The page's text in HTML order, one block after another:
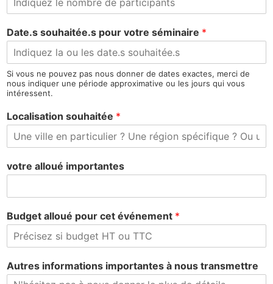
Date.s souhaitée.s pour votre séminaire *
Si vous ne pouvez pas nous donner de dates exactes, merci de
nous indiquer une période approximative ou les jours qui vous
intéressent.
Localisation souhaitée *
votre alloué importantes
Budget alloué pour cet événement *
Autres informations importantes à nous transmettre